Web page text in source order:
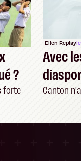
?
forte
Ellen Replay
Avec
Canton